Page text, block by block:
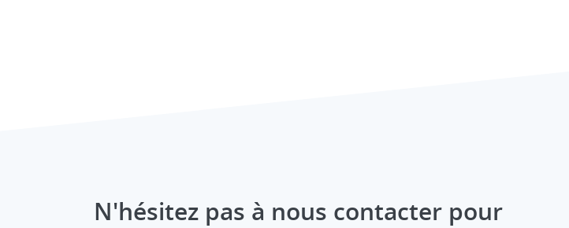
N'hésitez pas à nous contacter pour